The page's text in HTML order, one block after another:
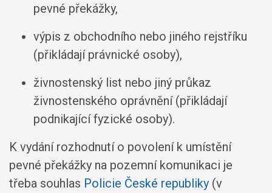
pevné překážky,
výpis z obchodního nebo jiného rejstříku
(přikládají právnické osoby),
živnostenský list nebo jiný průkaz
živnostenského oprávnění (přikládají
podnikající fyzické osoby).
K vydání rozhodnutí o povolení k umístění
pevné překážky na pozemní komunikaci je
třeba souhlas Policie České republiky (v